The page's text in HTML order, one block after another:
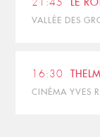
VALLÉE DES
16:30
CINÉMA YVES